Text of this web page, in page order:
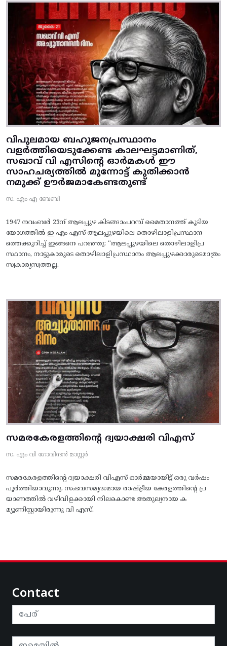
വിപുലമായ ബഹുജനപ്രസ്ഥാനം
വളർത്തിയെടുക്കേണ്ട കാലഘട്ടമാണിത്,
സഖാവ് വി എസിന്റെ ഓർമകൾ ഈ
സാഹചര്യത്തിൽ മുന്നോട്ട്‌ കുതിക്കാൻ
നമുക്ക് ഊർജമാകേണ്ടതുണ്ട്
സ. എം എ ബേബി
1947 നവംബർ 23ന് ആലപ്പുഴ കിടങ്ങാംപറമ്പ്‌ മൈതാനത്ത്‌ കൂടിയ
യോഗത്തിൽ ഇ എം എസ് ആലപ്പുഴയിലെ തൊഴിലാളിപ്രസ്ഥാന
ത്തെക്കുറിച്ച് ഇങ്ങനെ പറഞ്ഞു: “ആലപ്പുഴയിലെ തൊഴിലാളിപ്ര
സ്ഥാനം, നാട്ടുകാരുടെ തൊഴിലാളിപ്രസ്ഥാനം ആലപ്പുഴക്കാരുടെമാത്രം
സ്വകാര്യസ്വത്തല്ല.
സമരകേരളത്തിൻ്റെ ദ്വയാക്ഷരി വിഎസ്
സ. എം വി ഗോവിന്ദൻ മാസ്റ്റർ
സമരകേരളത്തിൻ്റെ ദ്വയാക്ഷരി വിഎസ് ഓർമ്മയായിട്ട് ഒരു വർഷം
പൂർത്തിയാവുന്നു. സംഭവസമൃദ്ധമായ രാഷ്ട്രീയ കേരളത്തിന്റെ പ്ര
യാണത്തിൽ വഴിവിളക്കായി നിലകൊണ്ട അതുല്യനായ ക
മ്യൂണിസ്റ്റായിരുന്നു വി എസ്.
Contact